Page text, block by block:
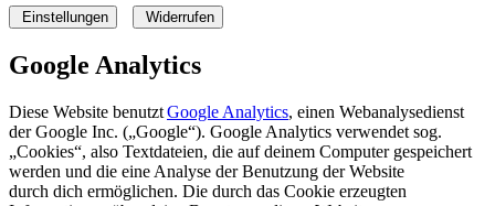
Einstellungen Wi­der­ru­fen
Google Analytics
Diese Website benutztGoogle Analytics, einen Webanalysedienst
der Google Inc. („Google“). Google Analytics verwendet sog.
„Cookies“, also Textdateien, die auf deinem Computer gespeichert
werden und die eine Analyse der Benutzung der Website
durch dich ermöglichen. Die durch das Cookie erzeugten